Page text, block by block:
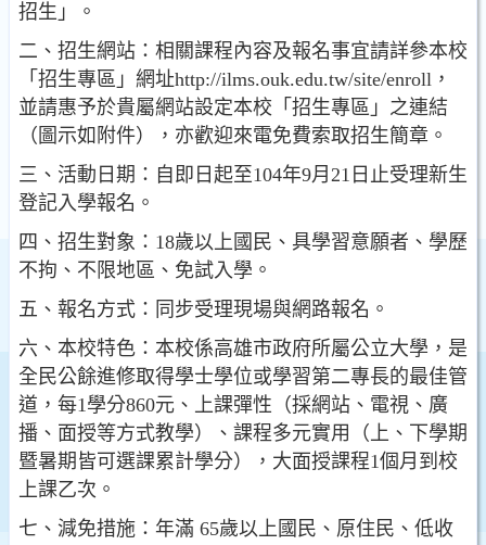
招生」。
二、招生網站：相關課程內容及報名事宜請詳參本校
「招生專區」網址http://ilms.ouk.edu.tw/site/enroll，
並請惠予於貴屬網站設定本校「招生專區」之連結
（圖示如附件），亦歡迎來電免費索取招生簡章。
三、活動日期：自即日起至104年9月21日止受理新生
登記入學報名。
四、招生對象：18歲以上國民、具學習意願者、學歷
不拘、不限地區、免試入學。
五、報名方式：同步受理現場與網路報名。
六、本校特色：本校係高雄市政府所屬公立大學，是
全民公餘進修取得學士學位或學習第二專長的最佳管
道，每1學分860元、上課彈性（採網站、電視、廣
播、面授等方式教學）、課程多元實用（上、下學期
暨暑期皆可選課累計學分），大面授課程1個月到校
上課乙次。
七、減免措施：年滿 65歲以上國民、原住民、低收